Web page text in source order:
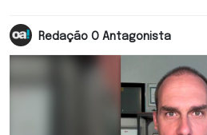
Redação O Antagonista